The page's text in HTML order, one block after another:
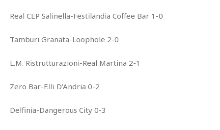
Real CEP Salinella-Festilandia Coffee Bar 1-0
Tamburi Granata-Loophole 2-0
L.M. Ristrutturazioni-Real Martina 2-1
Zero Bar-F.lli D’Andria 0-2
Delfinia-Dangerous City 0-3